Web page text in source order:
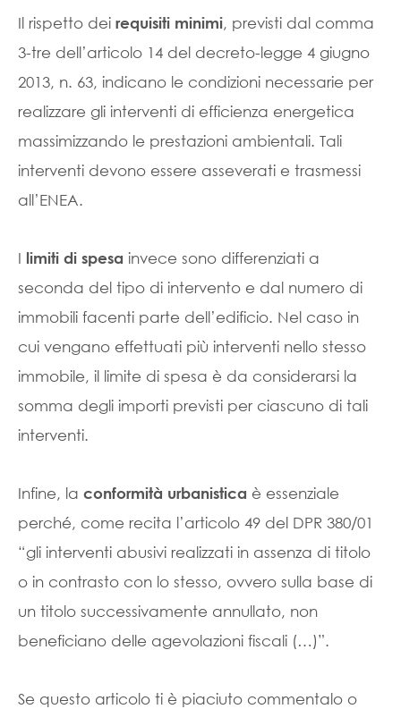
Il rispetto dei requisiti minimi, previsti dal comma
3-tre dell’articolo 14 del decreto-legge 4 giugno
2013, n. 63, indicano le condizioni necessarie per
realizzare gli interventi di efficienza energetica
massimizzando le prestazioni ambientali. Tali
interventi devono essere asseverati e trasmessi
all’ENEA.
I limiti di spesa invece sono differenziati a
seconda del tipo di intervento e dal numero di
immobili facenti parte dell’edificio. Nel caso in
cui vengano effettuati più interventi nello stesso
immobile, il limite di spesa è da considerarsi la
somma degli importi previsti per ciascuno di tali
interventi.
Infine, la conformità urbanistica è essenziale
perché, come recita l’articolo 49 del DPR 380/01
“gli interventi abusivi realizzati in assenza di titolo
o in contrasto con lo stesso, ovvero sulla base di
un titolo successivamente annullato, non
beneficiano delle agevolazioni fiscali (…)”.
Se questo articolo ti è piaciuto commentalo o